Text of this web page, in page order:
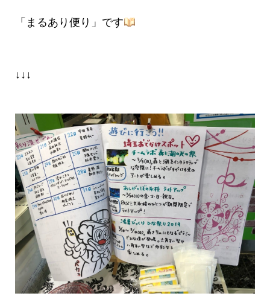
「まるあり便り」です
↓↓↓